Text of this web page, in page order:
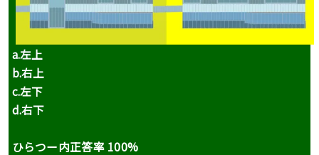
a.左上
b.右上
c.左下
d.右下
ひらつー内正答率 100%